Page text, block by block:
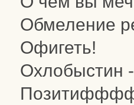
Обмеление
Офигеть!
Охлобыстин